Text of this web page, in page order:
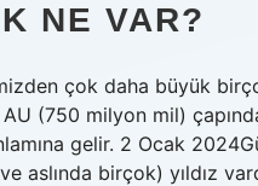
NE VAR?
çok daha büyük
(750 milyon mil)
gelir. 2 Ocak
aslında birçok) yıldız